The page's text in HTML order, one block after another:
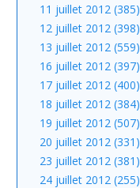
11 juillet 2012 (385)
12 juillet 2012 (398)
13 juillet 2012 (559)
16 juillet 2012 (397)
17 juillet 2012 (400)
18 juillet 2012 (384)
19 juillet 2012 (507)
20 juillet 2012 (331)
23 juillet 2012 (381)
24 juillet 2012 (255)